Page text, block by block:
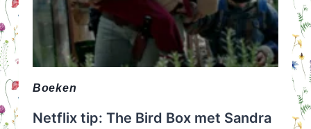
Boeken
Netflix tip: The Bird Box met Sandra